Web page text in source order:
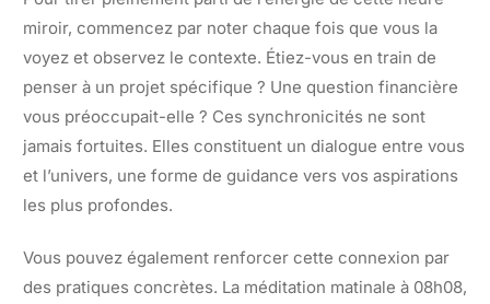
miroir, commencez par noter chaque fois que vous la
voyez et observez le contexte. Étiez-vous en train de
penser à un projet spécifique ? Une question financière
vous préoccupait-elle ? Ces synchronicités ne sont
jamais fortuites. Elles constituent un dialogue entre vous
et l’univers, une forme de guidance vers vos aspirations
les plus profondes.
Vous pouvez également renforcer cette connexion par
des pratiques concrètes. La méditation matinale à 08h08,